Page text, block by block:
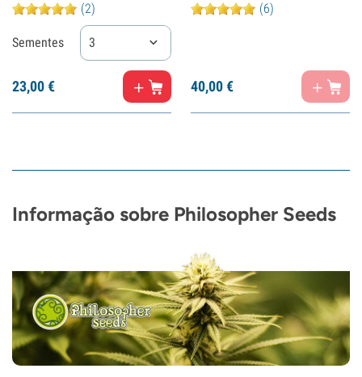
(2)
Sementes 3
23,00€
(6)
40,00€
Informação sobre Philosopher Seeds